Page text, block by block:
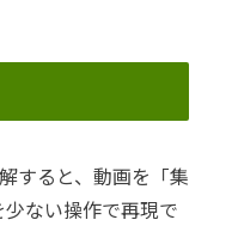
すると、動画を「集
ない操作で再現で